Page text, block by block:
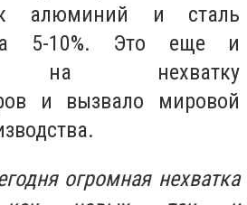
алюминий и сталь
5-10%. Это еще и
на нехватку
и вызвало мировой
огромная нехватка